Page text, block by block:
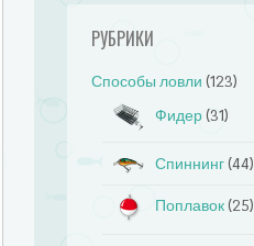
РУБРИКИ
Способы ловли (123)
Фидер (31)
Спиннинг (44)
Поплавок (25)